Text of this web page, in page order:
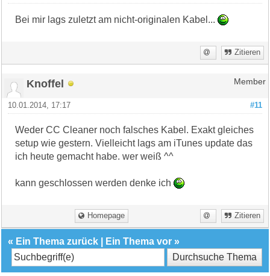
Bei mir lags zuletzt am nicht-originalen Kabel...
Zitieren
Knoffel Member
#11
10.01.2014, 17:17
Weder CC Cleaner noch falsches Kabel. Exakt gleiches
setup wie gestern. Vielleicht lags am iTunes update das
ich heute gemacht habe. wer weiß ^^
kann geschlossen werden denke ich
Homepage Zitieren
« Ein Thema zurück Ein Thema vor »